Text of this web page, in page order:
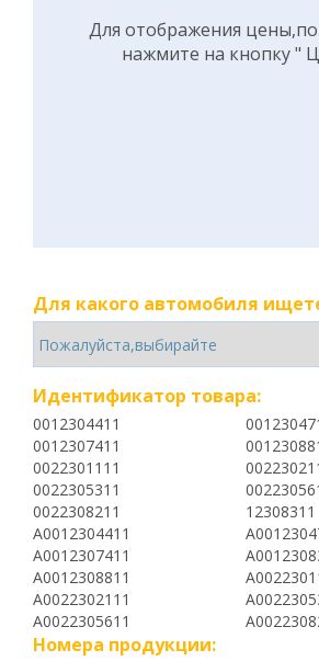
Для отображения
нажмите на кнопку "
Для какого автомобиля
Идентификатор товара:
0012304411
0012307411
0022301111
0022305311
0022308211
12308311
A0012304411
A0012307411
A0012308811
A0022302111
A0022305611
Номера продукции: